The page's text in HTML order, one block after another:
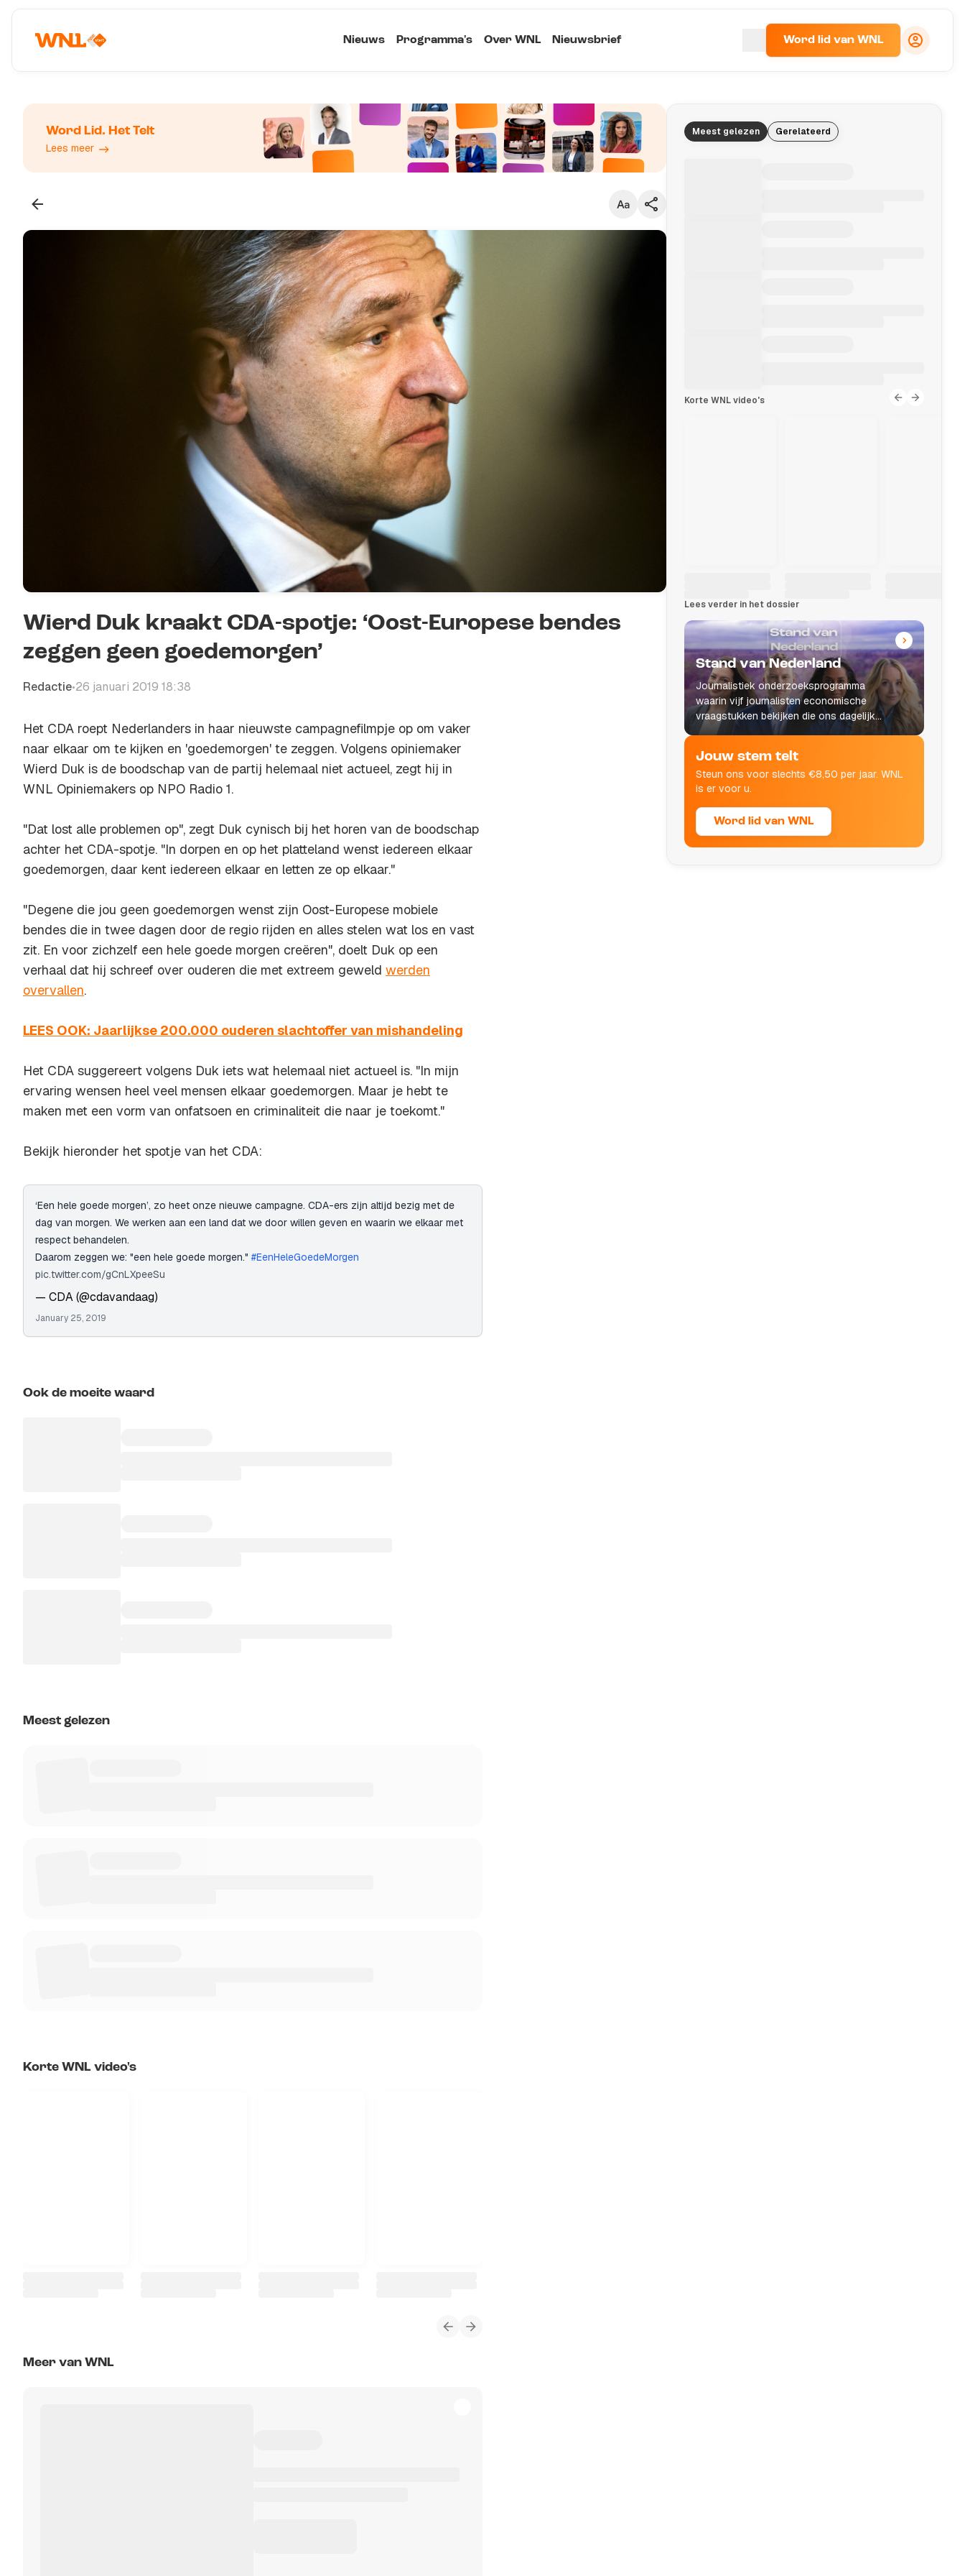
Nieuws Programma's Over WNL Nieuwsbrief Word lid van WNL
Word Lid. Het Telt
Lees meer
Wierd Duk kraakt CDA-spotje: ‘Oost-Europese bendes
zeggen geen goedemorgen’
Redactie•26 januari 2019 18:38
Het CDA roept Nederlanders in haar nieuwste campagnefilmpje op om vaker
naar elkaar om te kijken en 'goedemorgen' te zeggen. Volgens opiniemaker
Wierd Duk is de boodschap van de partij helemaal niet actueel, zegt hij in
WNL Opiniemakers op NPO Radio 1.
"Dat lost alle problemen op", zegt Duk cynisch bij het horen van de boodschap
achter het CDA-spotje. "In dorpen en op het platteland wenst iedereen elkaar
goedemorgen, daar kent iedereen elkaar en letten ze op elkaar."
"Degene die jou geen goedemorgen wenst zijn Oost-Europese mobiele
bendes die in twee dagen door de regio rijden en alles stelen wat los en vast
zit. En voor zichzelf een hele goede morgen creëren", doelt Duk op een
verhaal dat hij schreef over ouderen die met extreem geweld werden
overvallen.
LEES OOK: Jaarlijkse 200.000 ouderen slachtoffer van mishandeling
Het CDA suggereert volgens Duk iets wat helemaal niet actueel is. "In mijn
ervaring wensen heel veel mensen elkaar goedemorgen. Maar je hebt te
maken met een vorm van onfatsoen en criminaliteit die naar je toekomt."
Bekijk hieronder het spotje van het CDA:
‘Een hele goede morgen’, zo heet onze nieuwe campagne. CDA-ers zijn altijd bezig met de
dag van morgen. We werken aan een land dat we door willen geven en waarin we elkaar met
respect behandelen.
Daarom zeggen we: "een hele goede morgen." #EenHeleGoedeMorgen
pic.twitter.com/gCnLXpeeSu
— CDA (@cdavandaag)
January 25, 2019
Ook de moeite waard
Meest gelezen
Korte WNL video's
Meer van WNL
Meest gelezen Gerelateerd
Korte WNL video's
Lees verder in het dossier
Stand van Nederland
Journalistiek onderzoeksprogramma
waarin vijf journalisten economische
vraagstukken bekijken die ons dagelijks
leven raken.
Jouw stem telt
Steun ons voor slechts €8,50 per jaar. WNL
is er voor u.
Word lid van WNL